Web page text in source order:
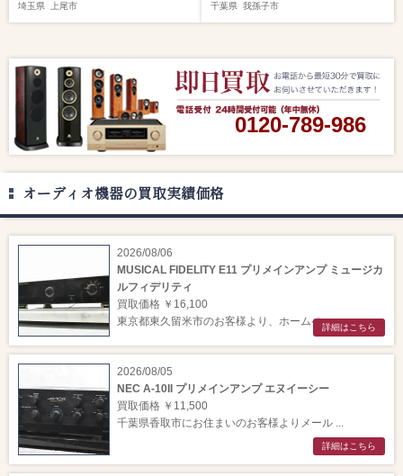
埼玉県 上尾市 千葉県 我孫子市
0120-789-986
オーディオ機器の買取実績価格
2026/08/06
MUSICAL FIDELITY E11 プリメインアンプ ミュージカ
ルフィデリティ
買取価格 ￥16,100
東京都東久留米市のお客様より、ホームペー ...詳細はこちら
2026/08/05
NEC A-10II プリメインアンプ エヌイーシー
買取価格 ￥11,500
千葉県香取市にお住まいのお客様よりメール ...
詳細はこちら